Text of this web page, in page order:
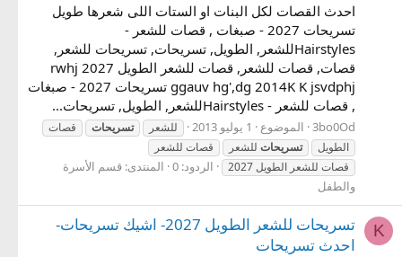
احدث القصات لكل البنات او الستات اللى شعرها طويل
تسريحات 2027 - صبغات , قصات للشعر -
Hairstylesللشعر, الطويل, تسريحات, تسريحات للشعر,
قصات, قصات للشعر, قصات للشعر الطويل 2027 rwhj
ggauv hg',dg 2014K K jsvdphj تسريحات 2027 - صبغات
, قصات للشعر - Hairstylesللشعر, الطويل, تسريحات...
3bo0Od الموضوع 1 يوليو 2013 للشعر تسريحات
قصات
الطويل
تسريحات للشعر
قصات للشعر
قصات للشعر الطويل 2027
الردود: 0 المنتدى: قسم الأسرة
والطفل
K
تسريحات للشعر الطويل 2027- اشيك تسريحات-
احدث تسريحات